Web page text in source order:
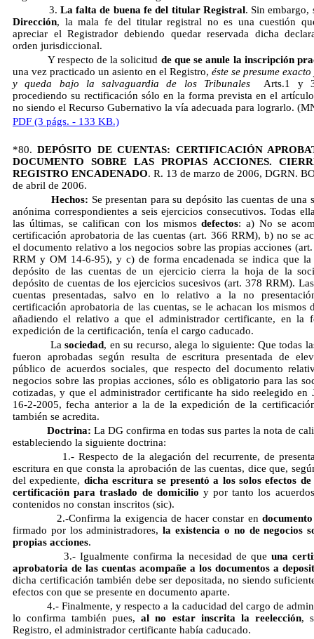
3.  La falta de buena fe del titular Registral. Sin embargo,
Dirección, la mala fe del titular registral no es una cuestión
apreciar el Registrador debiendo quedar reservada dicha
orden jurisdiccional.
Y respecto de la solicitud de que se anule la inscripción
una vez practicado un asiento en el Registro, éste se presume
y queda bajo la salvaguardia de los Tribunales Arts.1 y
procediendo su rectificación sólo en la forma prevista en el
no siendo el Recurso Gubernativo la vía adecuada para lograrlo.
PDF (3 págs. - 133 KB.)
*80.DEPÓSITO DE CUENTAS: CERTIFICACIÓN
DOCUMENTO SOBRE LAS PROPIAS ACCIONES.
REGISTRO ENCADENADO. R. 13 de marzo de 2006, DGRN.
de abril de 2006.
Hechos: Se presentan para su depósito las cuentas de una
anónima correspondientes a seis ejercicios consecutivos. Todas
las últimas, se califican con los mismosdefectos: a) No se
certificación aprobatoria de las cuentas (art. 366 RRM), b) no se
el documento relativo a los negocios sobre las propias acciones
RRM y OM 14-6-95), y c) de forma encadenada se indica que
depósito de las cuentas de un ejercicio cierra la hoja de la
depósito de cuentas de los ejercicios sucesivos (art. 378 RRM).
cuentas presentadas, salvo en lo relativo a la no
certificación aprobatoria de las cuentas, se le achacan los mismos
añadiendo el relativo a que el administrador certificante, en la
expedición de la certificación, tenía el cargo caducado.
Lasociedad, en su recurso, alega lo siguiente: Que todas
fueron aprobadas según resulta de escritura presentada de
público de acuerdos sociales, que respecto del documento
negocios sobre las propias acciones, sólo es obligatorio para las
cotizadas, y que el administrador certificante ha sido reelegido en
16-2-2005, fecha anterior a la de la expedición de la
también se acredita.
Doctrina: La DG confirma en todas sus partes la nota de
estableciendo la siguiente doctrina:
1.- Respecto de la alegación del recurrente, de
escritura en que consta la aprobación de las cuentas, dice que,
del expediente, dicha escritura se presentó a los solos efectos
certificación para traslado de domicilio y por tanto los
contenidos no constan inscritos (sic).
2.-Confirma la exigencia de hacer constar en
firmado por los administradores,la existencia o no de negocios
propias acciones.
3.- Igualmente confirma la necesidad de que una
aprobatoria de las cuentas acompañe a los documentos a
dicha certificación también debe ser depositada, no siendo
efectos con que se presente en documento aparte.
4.- Finalmente, y respecto a la caducidad del cargo de
lo confirma también pues,al no estar inscrita la reelección,
Registro, el administrador certificante había caducado.